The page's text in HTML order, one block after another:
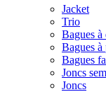
Jacket
Trio
Bagues
Bagues à
Bagues
Joncs
Joncs